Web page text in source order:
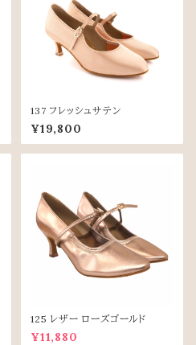
137 フレッシュサテン
¥19,800
125 レザー ローズゴールド
¥11,880